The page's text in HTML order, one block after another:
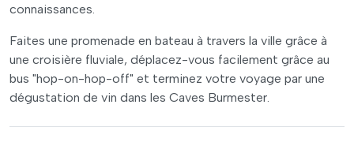
connaissances.
Faites une promenade en bateau à travers la ville grâce à
une croisière fluviale, déplacez-vous facilement grâce au
bus "hop-on-hop-off" et terminez votre voyage par une
dégustation de vin dans les Caves Burmester.